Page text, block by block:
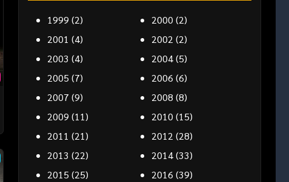
1999 (2) 2000 (2)
2001 (4) 2002 (2)
2003 (4) 2004(5)
2005 (7) 2006 (6)
2007 (9) 2008 (8)
2009 (11) 2010 (15)
2011 (21) 2012 (28)
2013 (22) 2014(33)
2015 (25) 2016 (39)